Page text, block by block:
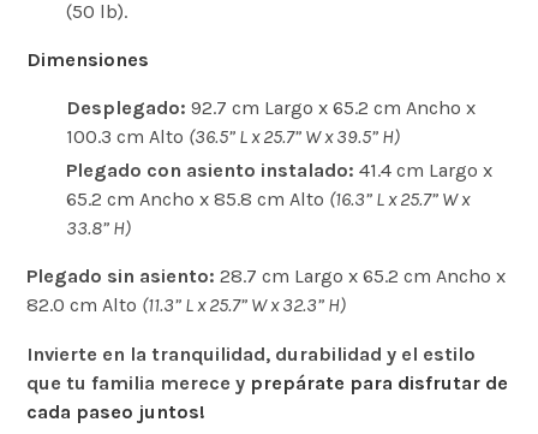
(50 lb).
Dimensiones
Desplegado: 92.7 cm Largo x 65.2 cm Ancho x
100.3 cm Alto (36.5” L x 25.7” W x 39.5” H)
Plegado con asiento instalado: 41.4 cm Largo x
65.2 cm Ancho x 85.8 cm Alto (16.3” L x 25.7” W x
33.8” H)
Plegado sin asiento: 28.7 cm Largo x 65.2 cm Ancho x
82.0 cm Alto (11.3” L x 25.7” W x 32.3” H)
Invierte en la tranquilidad, durabilidad y el estilo
que tu familia merece y prepárate para disfrutar de
cada paseo juntos!